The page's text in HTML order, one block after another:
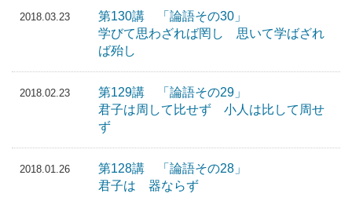
2018.03.23
第130講 「論語その30」
学びて思わざれば罔し 思いて学ばざれ
ば殆し
2018.02.23
第129講 「論語その29」
君子は周して比せず 小人は比して周せ
ず
2018.01.26
第128講 「論語その28」
君子は 器ならず